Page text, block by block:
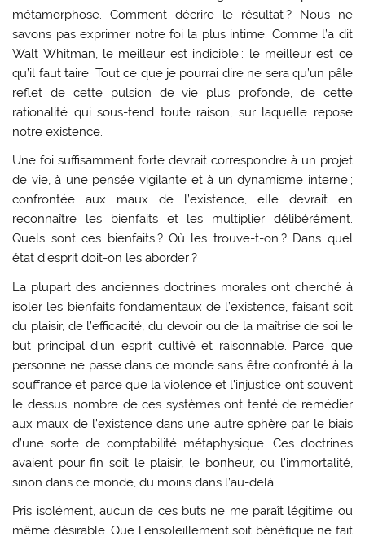
métamorphose. Comment décrire le résultat ? Nous ne
savons pas exprimer notre foi la plus intime. Comme l’a dit
Walt Whitman, le meilleur est indicible : le meilleur est ce
qu’il faut taire. Tout ce que je pourrai dire ne sera qu’un pâle
reflet de cette pulsion de vie plus profonde, de cette
rationalité qui sous-tend toute raison, sur laquelle repose
notre existence.
Une foi suffisamment forte devrait correspondre à un projet
de vie, à une pensée vigilante et à un dynamisme interne ;
confrontée aux maux de l’existence, elle devrait en
reconnaître les bienfaits et les multiplier délibérément.
Quels sont ces bienfaits ? Où les trouve-t-on ? Dans quel
état d’esprit doit-on les aborder ?
La plupart des anciennes doctrines morales ont cherché à
isoler les bienfaits fondamentaux de l’existence, faisant soit
du plaisir, de l’efficacité, du devoir ou de la maîtrise de soi le
but principal d’un esprit cultivé et raisonnable. Parce que
personne ne passe dans ce monde sans être confronté à la
souffrance et parce que la violence et l’injustice ont souvent
le dessus, nombre de ces systèmes ont tenté de remédier
aux maux de l’existence dans une autre sphère par le biais
d’une sorte de comptabilité métaphysique. Ces doctrines
avaient pour fin soit le plaisir, le bonheur, ou l’immortalité,
sinon dans ce monde, du moins dans l’au-delà.
Pris isolément, aucun de ces buts ne me paraît légitime ou
même désirable. Que l’ensoleillement soit bénéfique ne fait